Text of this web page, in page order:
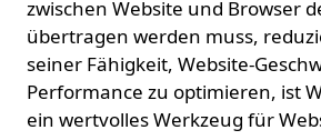
zwischen Website und Browser
übertragen werden muss,
seiner Fähigkeit, Website-
Performance zu optimieren, ist
ein wertvolles Werkzeug für